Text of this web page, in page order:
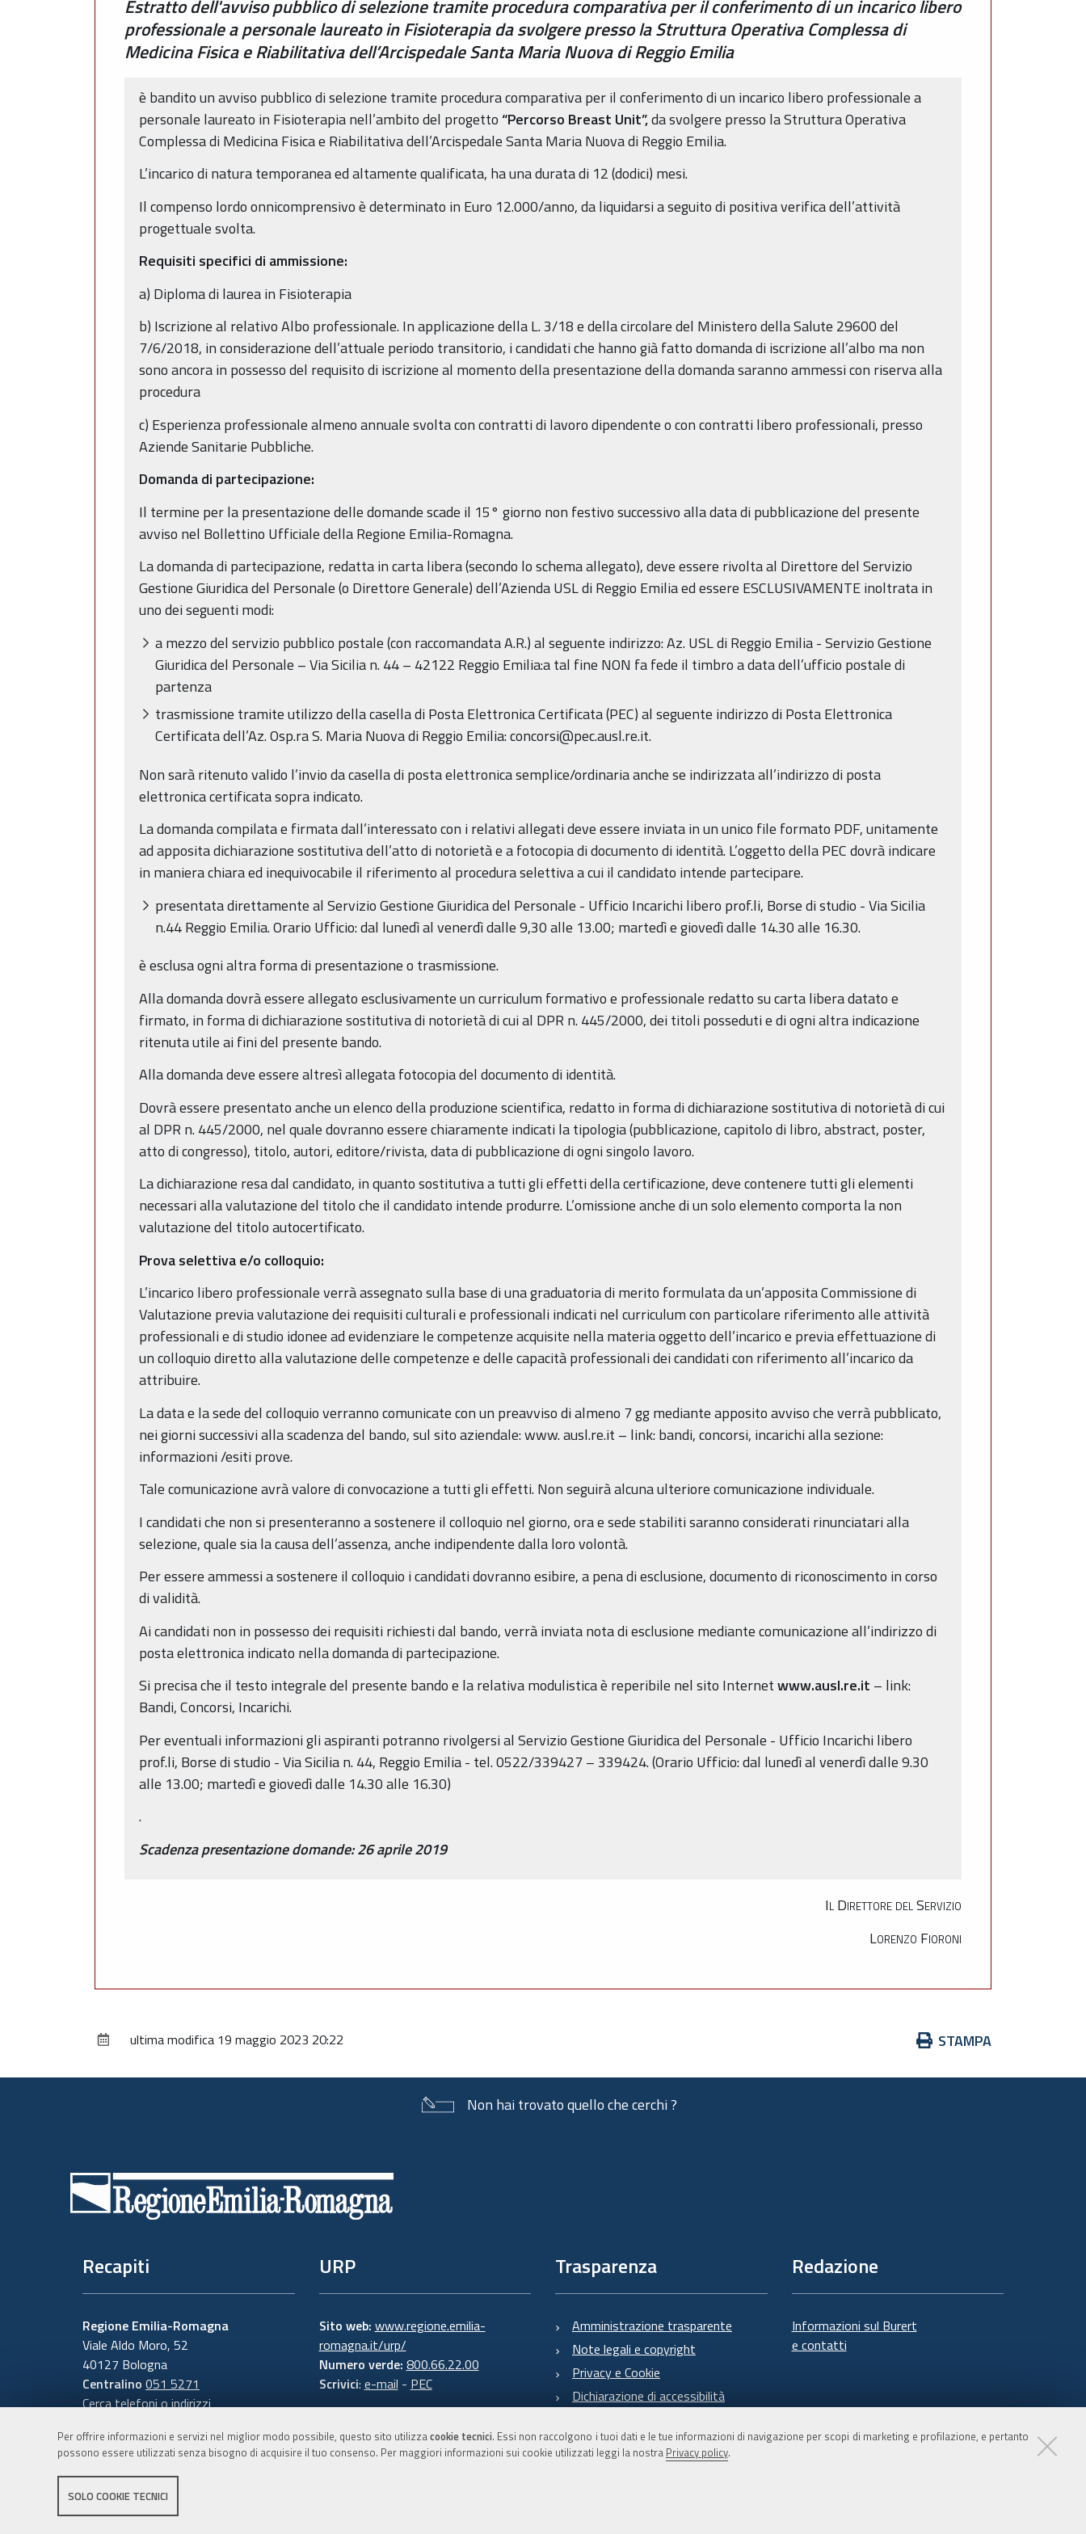
Per offrire informazioni e servizi nel miglior modo possibile, questo sito utilizzacookie tecnici. Essi non raccolgono i tuoi dati e le tue informazioni di navigazione per scopi di marketing e profilazione, e pertanto
possono essere utilizzati senza bisogno di acquisire il tuo consenso. Per maggiori informazioni sui cookie utilizzati leggi la nostra Privacy policy.
SOLO COOKIE TECNICI
Estratto dell'avviso pubblico di selezione tramite procedura comparativa per il conferimento di un incarico libero
professionale a personale laureato in Fisioterapia da svolgere presso la Struttura Operativa Complessa di
Medicina Fisica e Riabilitativa dell’Arcispedale Santa Maria Nuova di Reggio Emilia
è bandito un avviso pubblico di selezione tramite procedura comparativa per il conferimento di un incarico libero professionale a
personale laureato in Fisioterapia nell’ambito del progetto “Percorso Breast Unit”,da svolgere presso la Struttura Operativa
Complessa di Medicina Fisica e Riabilitativa dell’Arcispedale Santa Maria Nuova di Reggio Emilia.
L’incarico di natura temporanea ed altamente qualificata, ha una durata di 12 (dodici) mesi.
Il compenso lordo onnicomprensivo è determinato in Euro 12.000/anno, da liquidarsi a seguito di positiva verifica dell’attività
progettuale svolta.
Requisiti specifici di ammissione:
a) Diploma di laurea in Fisioterapia
b) Iscrizione al relativo Albo professionale. In applicazione della L. 3/18 e della circolare del Ministero della Salute 29600 del
7/6/2018, in considerazione dell’attuale periodo transitorio, i candidati che hanno già fatto domanda di iscrizione all’albo ma non
sono ancora in possesso del requisito di iscrizione al momento della presentazione della domanda saranno ammessi con riserva alla
procedura
c) Esperienza professionale almeno annuale svolta con contratti di lavoro dipendente o con contratti libero professionali, presso
Aziende Sanitarie Pubbliche.
Domanda di partecipazione:
Il termine per la presentazione delle domande scade il 15° giorno non festivo successivo alla data di pubblicazione del presente
avviso nel Bollettino Ufficiale della Regione Emilia-Romagna.
La domanda di partecipazione, redatta in carta libera (secondo lo schema allegato), deve essere rivolta al Direttore del Servizio
Gestione Giuridica del Personale (o Direttore Generale) dell’Azienda USL di Reggio Emilia ed essere ESCLUSIVAMENTE inoltrata in
uno dei seguenti modi:
a mezzo del servizio pubblico postale (con raccomandata A.R.) al seguente indirizzo: Az. USL di Reggio Emilia - Servizio Gestione
Giuridica del Personale – Via Sicilia n. 44 – 42122 Reggio Emilia:a tal fine NON fa fede il timbro a data dell’ufficio postale di
partenza
trasmissione tramite utilizzo della casella di Posta Elettronica Certificata (PEC) al seguente indirizzo di Posta Elettronica
Certificata dell’Az. Osp.ra S. Maria Nuova di Reggio Emilia: concorsi@pec.ausl.re.it.
Non sarà ritenuto valido l’invio da casella di posta elettronica semplice/ordinaria anche se indirizzata all’indirizzo di posta
elettronica certificata sopra indicato.
La domanda compilata e firmata dall’interessato con i relativi allegati deve essere inviata in un unico file formato PDF, unitamente
ad apposita dichiarazione sostitutiva dell’atto di notorietà e a fotocopia di documento di identità. L’oggetto della PEC dovrà indicare
in maniera chiara ed inequivocabile il riferimento al procedura selettiva a cui il candidato intende partecipare.
presentata direttamente al Servizio Gestione Giuridica del Personale - Ufficio Incarichi libero prof.li, Borse di studio - Via Sicilia
n.44 Reggio Emilia. Orario Ufficio: dal lunedì al venerdì dalle 9,30 alle 13.00; martedì e giovedì dalle 14.30 alle 16.30.
è esclusa ogni altra forma di presentazione o trasmissione.
Alla domanda dovrà essere allegato esclusivamente un curriculum formativo e professionale redatto su carta libera datato e
firmato, in forma di dichiarazione sostitutiva di notorietà di cui al DPR n. 445/2000, dei titoli posseduti e di ogni altra indicazione
ritenuta utile ai fini del presente bando.
Alla domanda deve essere altresì allegata fotocopia del documento di identità.
Dovrà essere presentato anche un elenco della produzione scientifica, redatto in forma di dichiarazione sostitutiva di notorietà di cui
al DPR n. 445/2000, nel quale dovranno essere chiaramente indicati la tipologia (pubblicazione, capitolo di libro, abstract, poster,
atto di congresso), titolo, autori, editore/rivista, data di pubblicazione di ogni singolo lavoro.
La dichiarazione resa dal candidato, in quanto sostitutiva a tutti gli effetti della certificazione, deve contenere tutti gli elementi
necessari alla valutazione del titolo che il candidato intende produrre. L’omissione anche di un solo elemento comporta la non
valutazione del titolo autocertificato.
Prova selettiva e/o colloquio:
L’incarico libero professionale verrà assegnato sulla base di una graduatoria di merito formulata da un’apposita Commissione di
Valutazione previa valutazione dei requisiti culturali e professionali indicati nel curriculum con particolare riferimento alle attività
professionali e di studio idonee ad evidenziare le competenze acquisite nella materia oggetto dell’incarico e previa effettuazione di
un colloquio diretto alla valutazione delle competenze e delle capacità professionali dei candidati con riferimento all’incarico da
attribuire.
La data e la sede del colloquio verranno comunicate con un preavviso di almeno 7 gg mediante apposito avviso che verrà pubblicato,
nei giorni successivi alla scadenza del bando, sul sito aziendale: www. ausl.re.it – link: bandi, concorsi, incarichi alla sezione:
informazioni /esiti prove.
Tale comunicazione avrà valore di convocazione a tutti gli effetti. Non seguirà alcuna ulteriore comunicazione individuale.
I candidati che non si presenteranno a sostenere il colloquio nel giorno, ora e sede stabiliti saranno considerati rinunciatari alla
selezione, quale sia la causa dell’assenza, anche indipendente dalla loro volontà.
Per essere ammessi a sostenere il colloquio i candidati dovranno esibire, a pena di esclusione, documento di riconoscimento in corso
di validità.
Ai candidati non in possesso dei requisiti richiesti dal bando, verrà inviata nota di esclusione mediante comunicazione all’indirizzo di
posta elettronica indicato nella domanda di partecipazione.
Si precisa che il testo integrale del presente bando e la relativa modulistica è reperibile nel sito Internetwww.ausl.re.it – link:
Bandi, Concorsi, Incarichi.
Per eventuali informazioni gli aspiranti potranno rivolgersi al Servizio Gestione Giuridica del Personale - Ufficio Incarichi libero
prof.li, Borse di studio - Via Sicilia n. 44, Reggio Emilia - tel. 0522/339427 – 339424. (Orario Ufficio: dal lunedì al venerdì dalle 9.30
alle 13.00; martedì e giovedì dalle 14.30 alle 16.30)
.
Scadenza presentazione domande: 26 aprile 2019
Il Direttore del Servizio
Lorenzo Fioroni
Azioni
documento
STAMPA
ultima modifica 19 maggio 2023 20:22
Non hai trovato quello che cerchi ?
Recapiti
Regione Emilia-Romagna
Viale Aldo Moro, 52
40127 Bologna
Centralino 051 5271
Cerca telefoni o indirizzi
URP
Sito web: www.regione.emilia-
romagna.it/urp/
Numero verde: 800.66.22.00
Scrivici: e-mail - PEC
Trasparenza
Amministrazione trasparente
Note legali e copyright
Privacy e Cookie
Dichiarazione di accessibilità
Redazione
Informazioni sul Burert
e contatti